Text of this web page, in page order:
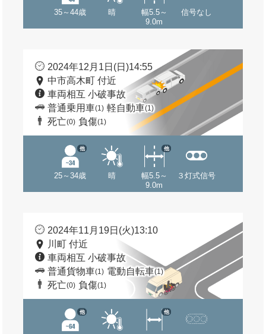
35～44歳 晴
幅5.5～
9.0m
信号なし
2024年12月1日(日)14:55
中市高木町 付近
車両相互 小破事故
普通乗用車(1) 軽自動車(1)
死亡(0) 負傷(1)
25～34歳
他
晴
幅5.5～
9.0m
他
３灯式信号
2024年11月19日(火)13:10
川町 付近
車両相互 小破事故
普通貨物車(1) 電動自転車(1)
死亡(0) 負傷(1)
他 他